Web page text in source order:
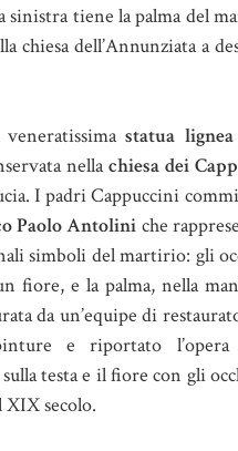
sinistra tiene la palma del
dell’Annunziata a
veneratissimastatua
nellachiesa dei
I padri Cappuccini
Paolo Antolini che
simboli del martirio: gli
fiore, e la palma, nella
da un’equipe di
e riportato l’opera
testa e il fiore con gli
XIX secolo.